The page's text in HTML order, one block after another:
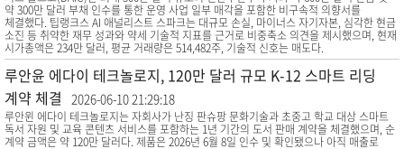
약 300만 달러 부채 인수를 통한 운영 사업 일부 매각을 포함한 비구속적 의향서를
체결했다. 팁랭크스 AI 애널리스트 스파크는 대규모 손실, 마이너스 자기자본, 심각한 현금
소진 등 취약한 재무 성과와 약세 기술적 지표를 근거로 비중축소 의견을 제시했으며, 현재
시가총액은 234만 달러, 평균 거래량은 514,482주, 기술적 신호는 매도다.
루안윤 에다이 테크놀로지, 120만 달러 규모 K-12 스마트 리딩
계약 체결
2026-06-10 21:29:18
루안윈 에다이 테크놀로지는 자회사가 난징 판슈팡 문화기술과 초중고 학교 대상 스마트
독서 자원 및 교육 콘텐츠 서비스를 포함하는 1년 기간의 도서 판매 계약을 체결했으며, 순
계약 금액은 약 120만 달러다. 제품은 2026년 6월 8일 인수 및 확인됐으나 아직 매출로